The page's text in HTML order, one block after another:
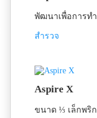
พัฒนาเพื่อการท
สำรวจ
Aspire X
ขนาด ⅓ เล็กพริ